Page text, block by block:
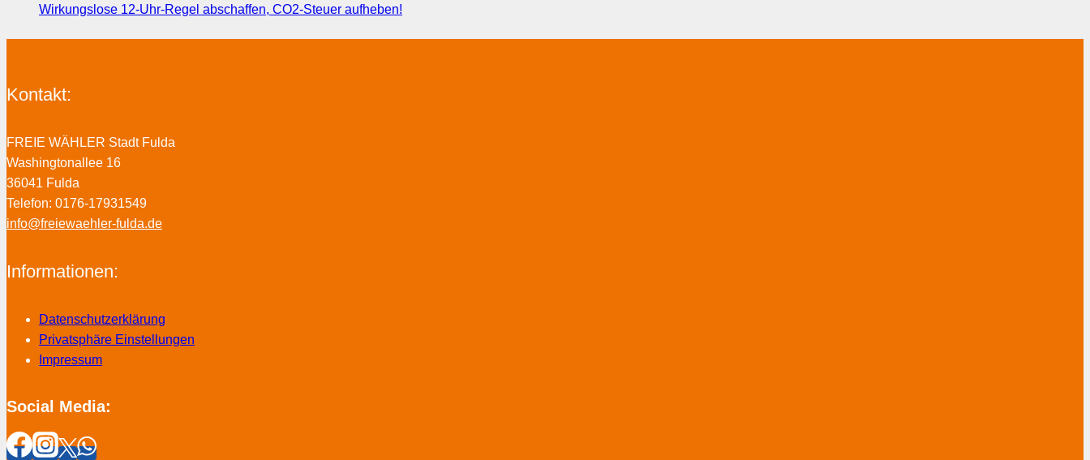
Wirkungslose 12-Uhr-Regel abschaffen, CO2-Steuer aufheben!
Kontakt:
FREIE WÄHLER Stadt Fulda
Washingtonallee 16
36041 Fulda
Telefon: 0176-17931549
info@freiewaehler-fulda.de
Informationen:
Datenschutzerklärung
Privatsphäre Einstellungen
Impressum
Social Media: